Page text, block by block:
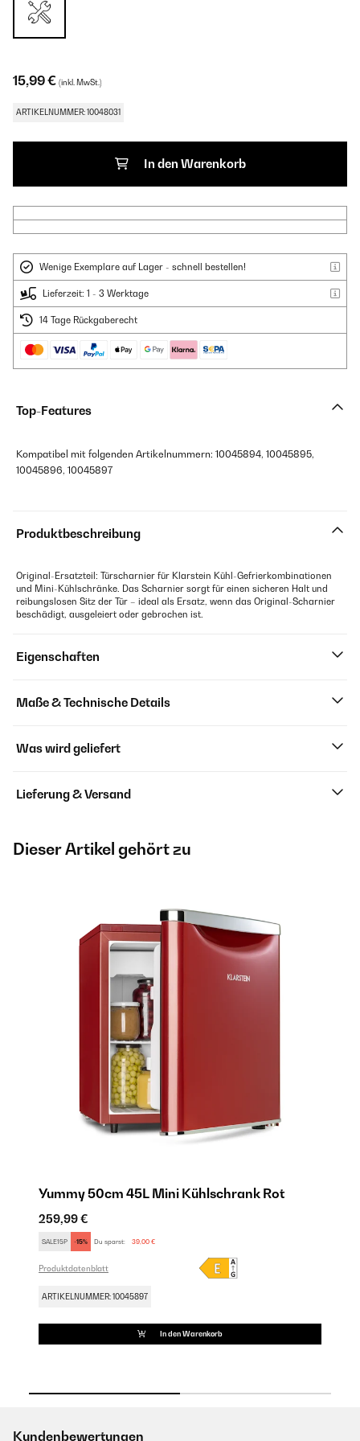
15,99 € (inkl. MwSt.)
ARTIKELNUMMER: 10048031
In den Warenkorb
Wenige Exemplare auf Lager - schnell bestellen!
Lieferzeit: 1 - 3 Werktage
14 Tage Rückgaberecht
Top-Features
Kompatibel mit folgenden Artikelnummern: 10045894, 10045895,
10045896, 10045897
Produktbeschreibung
Original-Ersatzteil: Türscharnier für Klarstein Kühl-Gefrierkombinationen
und Mini-Kühlschränke. Das Scharnier sorgt für einen sicheren Halt und
reibungslosen Sitz der Tür – ideal als Ersatz, wenn das Original-Scharnier
beschädigt, ausgeleiert oder gebrochen ist.
Eigenschaften
Maße & Technische Details
Was wird geliefert
Lieferung & Versand
Dieser Artikel gehört zu
Yummy 50cm 45L Mini Kühlschrank​ Rot
259,99 €
SALE15P -15% Du sparst: 39,00 €
Produktdatenblatt
ARTIKELNUMMER: 10045897
In den Warenkorb
Kundenbewertungen